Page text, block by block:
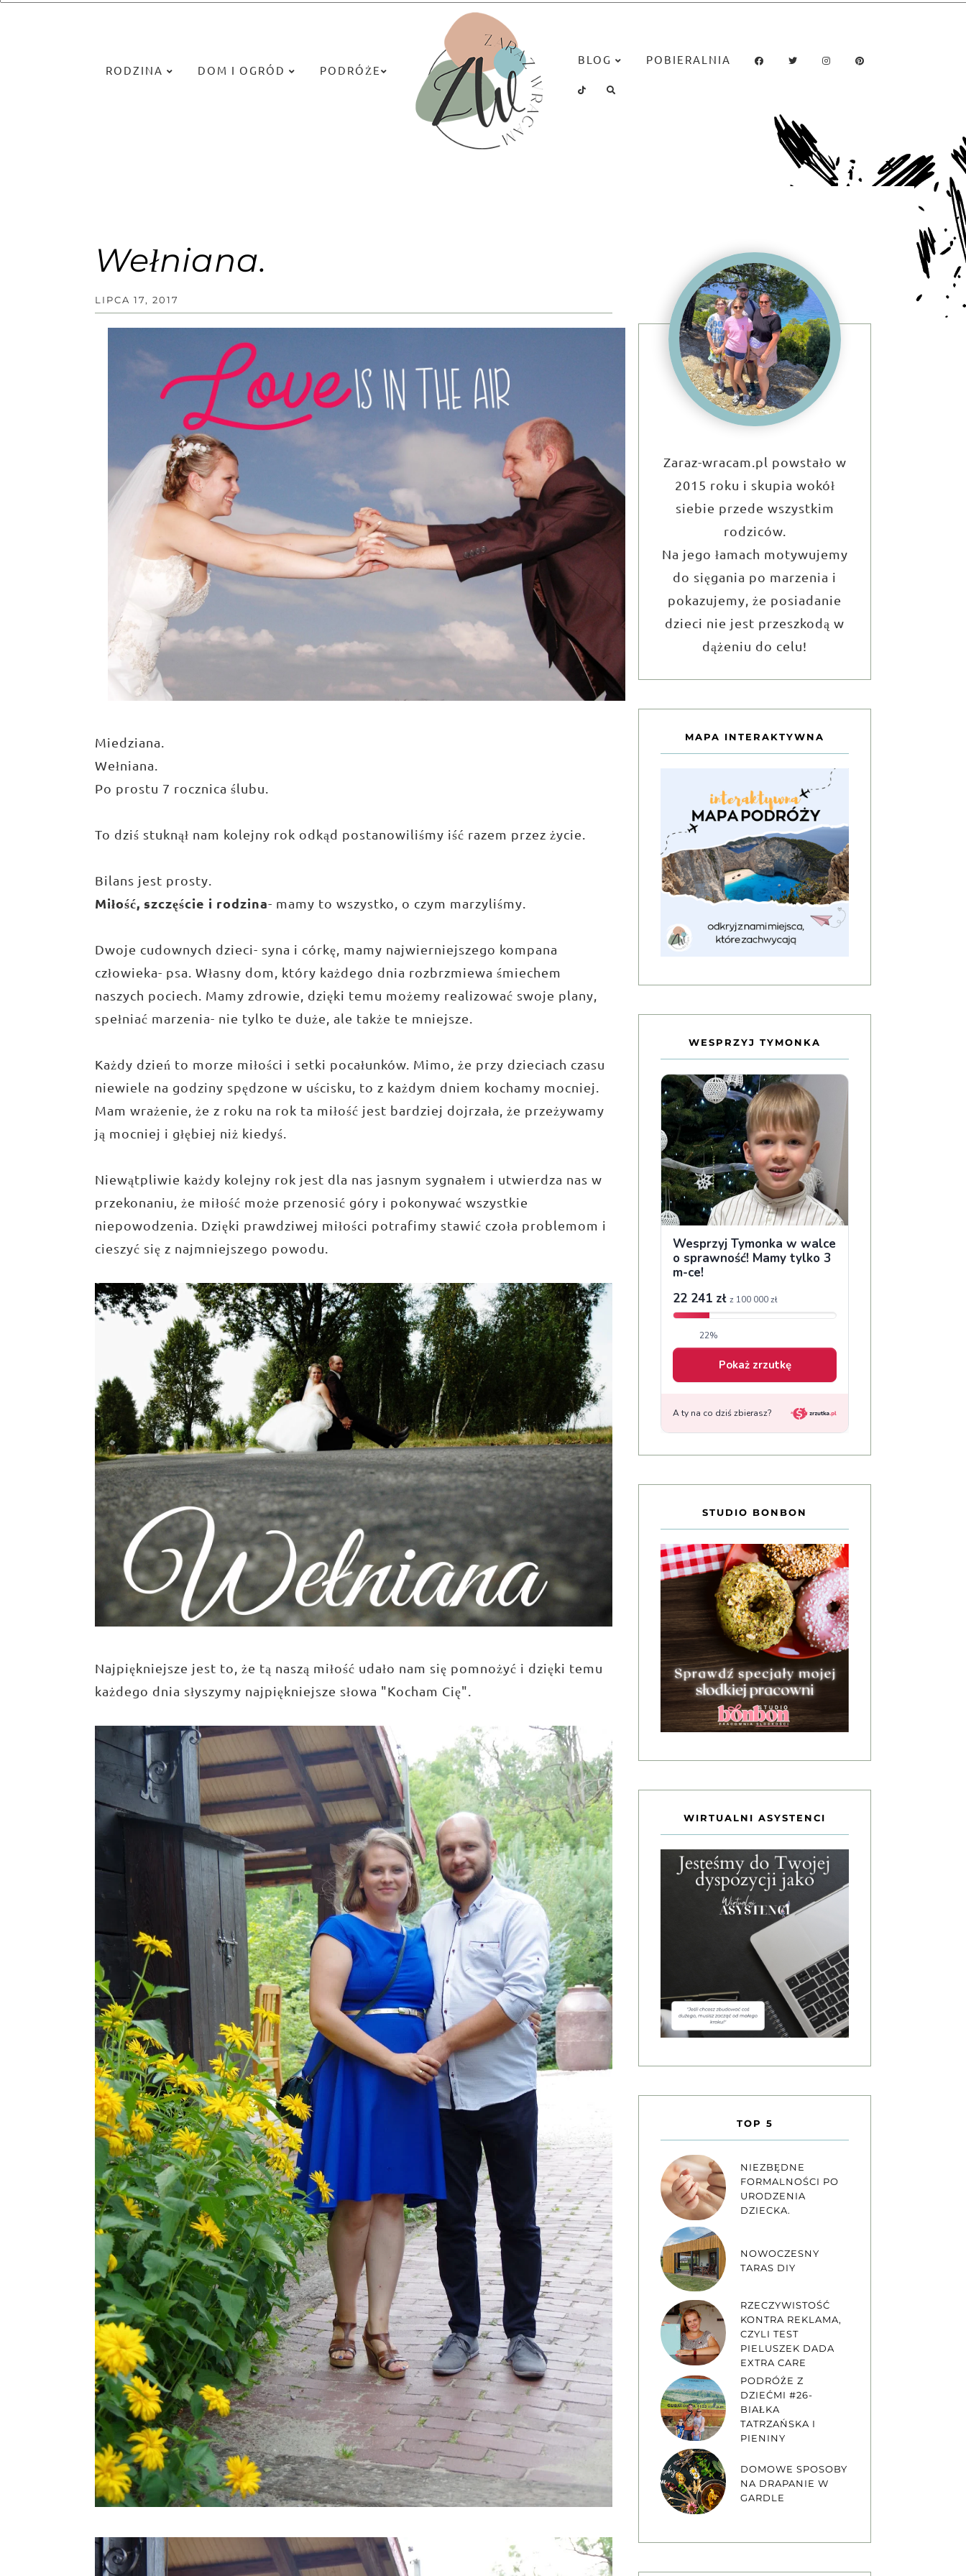
RODZINA DOM I OGRÓD PODRÓŻE
BLOG POBIERALNIA
Wełniana.
LIPCA 17, 2017
Miedziana.
Wełniana.
Po prostu 7 rocznica ślubu.
To dziś stuknął nam kolejny rok odkąd postanowiliśmy iść razem przez życie.
Bilans jest prosty.
Miłość, szczęście i rodzina- mamy to wszystko, o czym marzyliśmy.
Dwoje cudownych dzieci- syna i córkę, mamy najwierniejszego kompana
człowieka- psa. Własny dom, który każdego dnia rozbrzmiewa śmiechem
naszych pociech. Mamy zdrowie, dzięki temu możemy realizować swoje plany,
spełniać marzenia- nie tylko te duże, ale także te mniejsze.
Każdy dzień to morze miłości i setki pocałunków. Mimo, że przy dzieciach czasu
niewiele na godziny spędzone w uścisku, to z każdym dniem kochamy mocniej.
Mam wrażenie, że z roku na rok ta miłość jest bardziej dojrzała, że przeżywamy
ją mocniej i głębiej niż kiedyś.
Niewątpliwie każdy kolejny rok jest dla nas jasnym sygnałem i utwierdza nas w
przekonaniu, że miłość może przenosić góry i pokonywać wszystkie
niepowodzenia. Dzięki prawdziwej miłości potrafimy stawić czoła problemom i
cieszyć się z najmniejszego powodu.
Najpiękniejsze jest to, że tą naszą miłość udało nam się pomnożyć i dzięki temu
każdego dnia słyszymy najpiękniejsze słowa "Kocham Cię".
Zaraz-wracam.pl powstało w
2015 roku i skupia wokół
siebie przede wszystkim
rodziców.
Na jego łamach motywujemy
do sięgania po marzenia i
pokazujemy, że posiadanie
dzieci nie jest przeszkodą w
dążeniu do celu!
MAPA INTERAKTYWNA
WESPRZYJ TYMONKA
STUDIO BONBON
WIRTUALNI ASYSTENCI
TOP 5
NIEZBĘDNE
FORMALNOŚCI PO
URODZENIA
DZIECKA.
NOWOCZESNY
TARAS DIY
RZECZYWISTOŚĆ
KONTRA REKLAMA,
CZYLI TEST
PIELUSZEK DADA
EXTRA CARE
PODRÓŻE Z
DZIEĆMI #26-
BIAŁKA
TATRZAŃSKA I
PIENINY
DOMOWE SPOSOBY
NA DRAPANIE W
GARDLE